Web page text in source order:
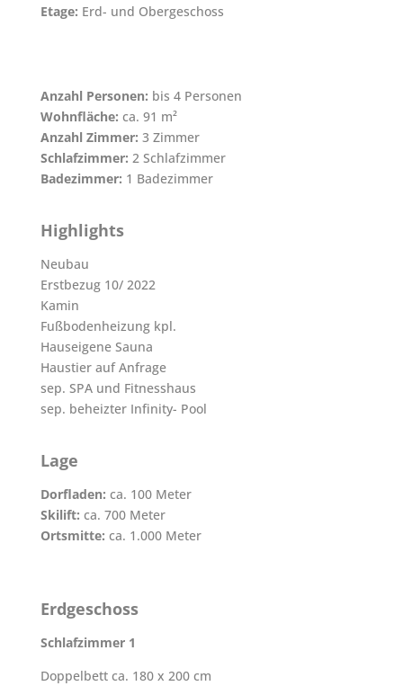
Etage: Erd- und Obergeschoss
Anzahl Personen: bis 4 Personen
Wohnfläche: ca. 91 m²
Anzahl Zimmer: 3 Zimmer
Schlafzimmer: 2 Schlafzimmer
Badezimmer: 1 Badezimmer
Highlights
Neubau
Erstbezug 10/ 2022
Kamin
Fußbodenheizung kpl.
Hauseigene Sauna
Haustier auf Anfrage
sep. SPA und Fitnesshaus
sep. beheizter Infinity- Pool
Lage
Dorfladen: ca. 100 Meter
Skilift: ca. 700 Meter
Ortsmitte: ca. 1.000 Meter
Erdgeschoss
Schlafzimmer 1
Doppelbett ca. 180 x 200 cm